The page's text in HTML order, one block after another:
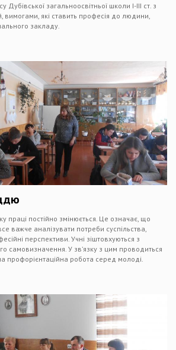
загальноосвітньої школи І-ІІІ ст. з
вимогами, які ставить професія до людини,
закладу.
праці постійно змінюється. Це означає, що
важче аналізувати потреби суспільства,
перспективи. Учні зіштовхуються з
самовизначення. У зв’язку з цим проводиться
профорієнтаційна робота серед молоді.